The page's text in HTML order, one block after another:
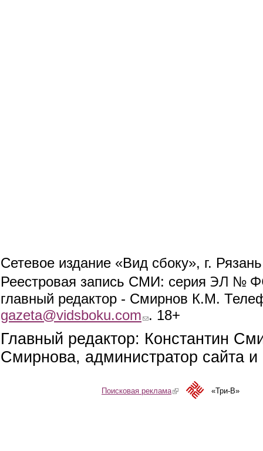
Сетевое издание «Вид сбоку», г.
Реестровая запись СМИ: серия ЭЛ №
главный редактор - Смирнов К.М.
gazeta@vidsboku.com (link sends e-mail)
. 18+
Главный редактор: Константин
Смирнова, администратор сайта
Поисковая реклама(link is external)«Три-В»